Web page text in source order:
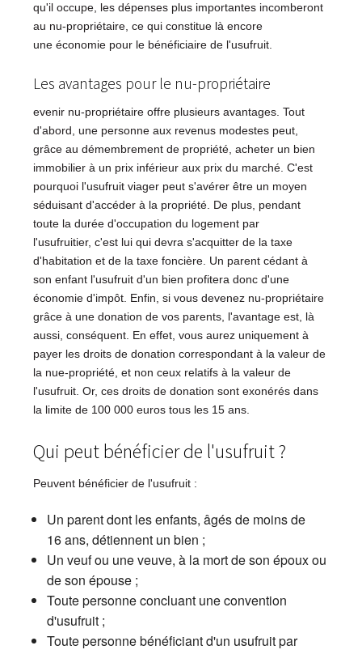
qu'il occupe, les dépenses plus importantes incomberont
au nu-propriétaire, ce qui constitue là encore
une économie pour le bénéficiaire de l'usufruit.
Les avantages pour le nu-propriétaire
evenir nu-propriétaire offre plusieurs avantages. Tout
d'abord, une personne aux revenus modestes peut,
grâce au démembrement de propriété, acheter un bien
immobilier à un prix inférieur aux prix du marché. C'est
pourquoi l'usufruit viager peut s'avérer être un moyen
séduisant d'accéder à la propriété. De plus, pendant
toute la durée d'occupation du logement par
l'usufruitier, c'est lui qui devra s'acquitter de la taxe
d'habitation et de la taxe foncière. Un parent cédant à
son enfant l'usufruit d'un bien profitera donc d'une
économie d'impôt. Enfin, si vous devenez nu-propriétaire
grâce à une donation de vos parents, l'avantage est, là
aussi, conséquent. En effet, vous aurez uniquement à
payer les droits de donation correspondant à la valeur de
la nue-propriété, et non ceux relatifs à la valeur de
l'usufruit. Or, ces droits de donation sont exonérés dans
la limite de 100 000 euros tous les 15 ans.
Qui peut bénéficier de l'usufruit ?
Peuvent bénéficier de l'usufruit :
Un parent dont les enfants, âgés de moins de
16 ans, détiennent un bien ;
Un veuf ou une veuve, à la mort de son époux ou
de son épouse ;
Toute personne concluant une convention
d'usufruit ;
Toute personne bénéficiant d'un usufruit par